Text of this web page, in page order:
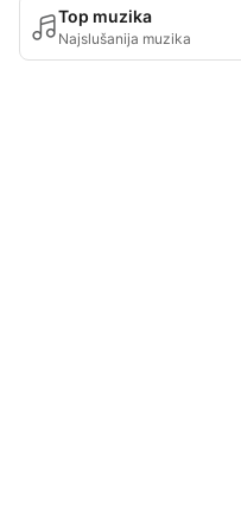
Top muzika
Najslušanija muzika